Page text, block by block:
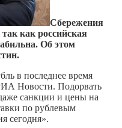
Сбережения
как российская
Об этом
в последнее время
Новости. Подорвать
санкции и цены на
по рублевым
сегодня».